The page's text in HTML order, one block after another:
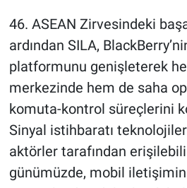
46. ASEAN Zirvesindeki
ardından SILA,
platformunu genişleterek
merkezinde hem de saha
komuta-kontrol süreçlerini
Sinyal istihbaratı
aktörler tarafından
günümüzde, mobil